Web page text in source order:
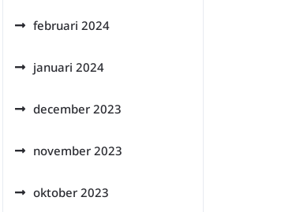
februari 2024
januari 2024
december 2023
november 2023
oktober 2023